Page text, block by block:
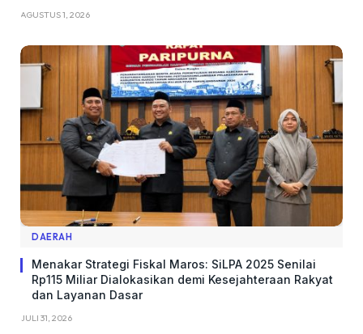
AGUSTUS 1, 2026
DAERAH
Menakar Strategi Fiskal Maros: SiLPA 2025 Senilai
Rp115 Miliar Dialokasikan demi Kesejahteraan Rakyat
dan Layanan Dasar
JULI 31, 2026